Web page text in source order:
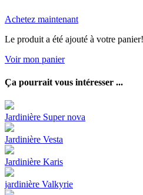
Achetez maintenant
Le produit a été ajouté à votre panier!
Voir mon panier
Ça pourrait vous intéresser ...
Jardinière Super nova
Jardinière Vesta
Jardinière Karis
jardinière Valkyrie